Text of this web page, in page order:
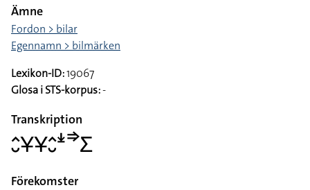
Ämne
Fordon > bilar
Egennamn > bilmärken
Lexikon-ID:19067
Glosa i STS-korpus:-
Transkription
􌤵􌤷􌥃􌥃􌤵􌤷􌥶􌦆􌤥
Förekomster